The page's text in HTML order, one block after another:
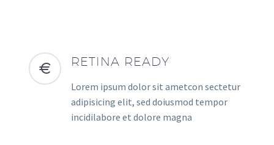
RETINA READY
Lorem ipsum dolor sit ametcon sectetur
adipisicing elit, sed doiusmod tempor
incidilabore et dolore magna